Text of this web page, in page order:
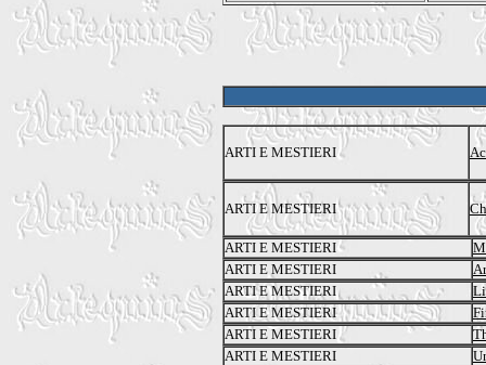
ARTI E MESTIERI
ARTI E MESTIERI
ARTI E MESTIERI
ARTI E MESTIERI
ARTI E MESTIERI
ARTI E MESTIERI
ARTI E MESTIERI
ARTI E MESTIERI